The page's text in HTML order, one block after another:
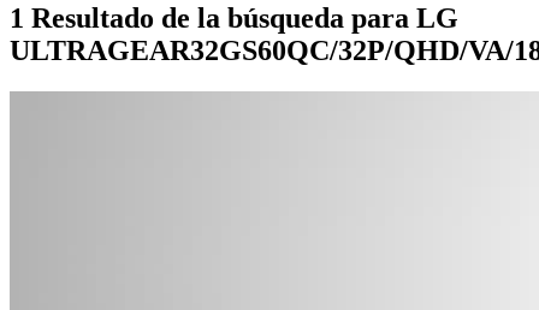
1 Resultado de la búsqueda para LG
ULTRAGEAR32GS60QC/32P/QHD/VA/